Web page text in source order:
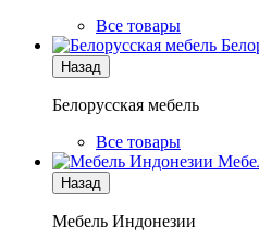
Все товары
Назад
Белорусская мебель
Все товары
Назад
Мебель Индонезии